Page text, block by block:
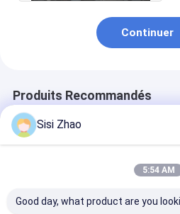
Continuer
Produits Recommandés
Sisi Zhao
5:54 AM
Good day, what product are you